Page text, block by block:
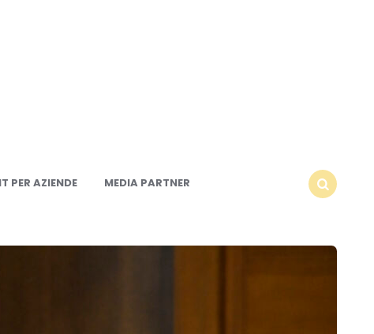
PER AZIENDE
MEDIA PARTNER